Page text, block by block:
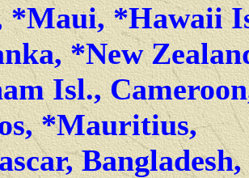
*Maui, *Hawaii
*New
Isl.,
*Mauritius,
Bangladesh,